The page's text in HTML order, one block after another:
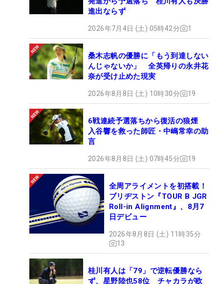
進出ならず
2026年7月4日 (土) 05時42分 1
桑木志帆の優勝に「もう到達しない
んじゃないか」 全英帰りの永井花
奈が受け止めた現実
2026年8月8日 (土) 10時30分 19
6戦連続予選落ちから復活の狼煙
入谷響を救った師匠・中嶋常幸の助
言
2026年8月8日 (土) 07時45分 19
全周アライメントを初搭載！
ブリヂストン『TOUR B JGR
Roll-in Alignment』、8月7
日デビュー
2026年8月8日 (土) 11時35分
13
桂川有人は「79」で逆転優勝なら
ず、星野陸也58位 チャカラが欧